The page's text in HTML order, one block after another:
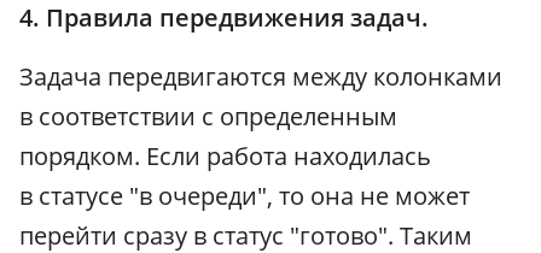
4. Правила передвижения задач.
Задача передвигаются между колонками
в соответствии с определенным
порядком. Если работа находилась
в статусе "в очереди", то она не может
перейти сразу в статус "готово". Таким